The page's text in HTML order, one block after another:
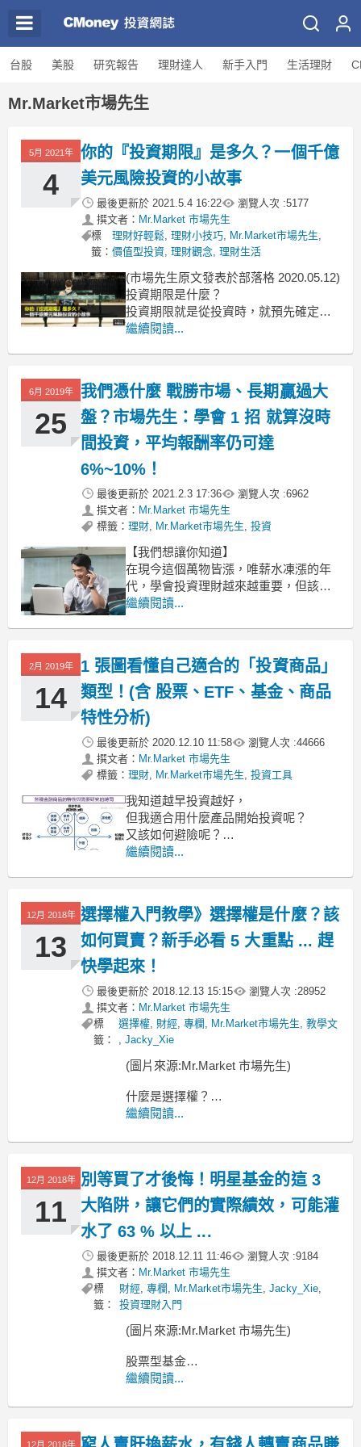
台股 美股 研究報告 理財達人 新手入門 生活理財
Mr.Market市場先生
5月 2021年
4
你的『投資期限』是多久？一個千億
美元風險投資的小故事
最後更新於 2021.5.4 16:22 瀏覽人次 :5177
撰文者： Mr.Market 市場先生
標
籤：
理財好輕鬆, 理財小技巧, Mr.Market市場先生,
價值型投資, 理財觀念, 理財生活
(市場先生原文發表於部落格 2020.05.12)
投資期限是什麼？
投資期限就是從投資時，就預先確定的
投資回收日期限。
小故事。
文 / 市場先生
繼續閱讀...
6月 2019年
25
我們憑什麼 戰勝市場、長期贏過大
盤？市場先生：學會 1 招 就算沒時
間投資，平均報酬率仍可達
6%~10%！
最後更新於 2021.2.3 17:36 瀏覽人次 :6962
撰文者： Mr.Market 市場先生
標籤： 理財, Mr.Market市場先生, 投資
【我們想讓你知道】
在現今這個萬物皆漲，唯薪水凍漲的年
代，學會投資理財越來越重要，但該怎
麼樣才能戰勝市場，長期贏過大盤呢？
析方法必要條件，就是…
文 / 市場先生
在投
繼續閱讀...
2月 2019年
14
1 張圖看懂自己適合的「投資商品」
類型！(含 股票、ETF、基金、商品
特性分析)
最後更新於 2020.12.10 11:58 瀏覽人次 :44666
撰文者： Mr.Market 市場先生
標籤： 理財, Mr.Market市場先生, 投資工具
我知道越早投資越好，
但我適合用什麼產品開始投資呢？
又該如何避險呢？
繼續閱讀...
12月 2018年
13
選擇權入門教學》選擇權是什麼？該
如何買賣？新手必看 5 大重點 ... 趕
快學起來！
最後更新於 2018.12.13 15:15 瀏覽人次 :28952
撰文者： Mr.Market 市場先生
標
籤：
選擇權, 財經,專欄 , Mr.Market市場先生,教學文
,Jacky_Xie
(圖片來源:Mr.Market 市場先生)
什麼是選擇權？
選擇權，是一般投資人
相對比較難理解的！
繼續閱讀...
12月 2018年
11
別等買了才後悔！明星基金的這 3
大陷阱，讓它們的實際績效，可能灌
水了 63 % 以上 ...
最後更新於 2018.12.11 11:46 瀏覽人次 :9184
撰文者： Mr.Market 市場先生
標
籤：
財經,專欄 , Mr.Market市場先生,Jacky_Xie,
投資理財入門
(圖片來源:Mr.Market 市場先生)
股票型基金
到底該怎麼挑？
股票型基金特性
繼續閱讀...
12月 2018年